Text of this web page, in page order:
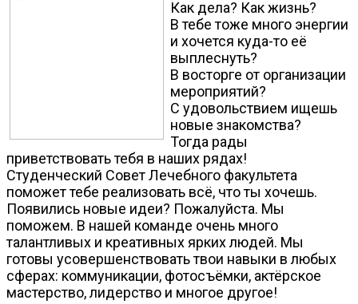
Как дела? Как жизнь?
В тебе тоже много энергии
и хочется куда-то её
выплеснуть?
В восторге от организации
мероприятий?
С удовольствием ищешь
новые знакомства?
Тогда рады
приветствовать тебя в наших рядах!
Студенческий Совет Лечебного факультета
поможет тебе реализовать всё, что ты хочешь.
Появились новые идеи? Пожалуйста. Мы
поможем. В нашей команде очень много
талантливых и креативных ярких людей. Мы
готовы усовершенствовать твои навыки в любых
сферах: коммуникации, фотосъёмки, актёрское
мастерство, лидерство и многое другое!